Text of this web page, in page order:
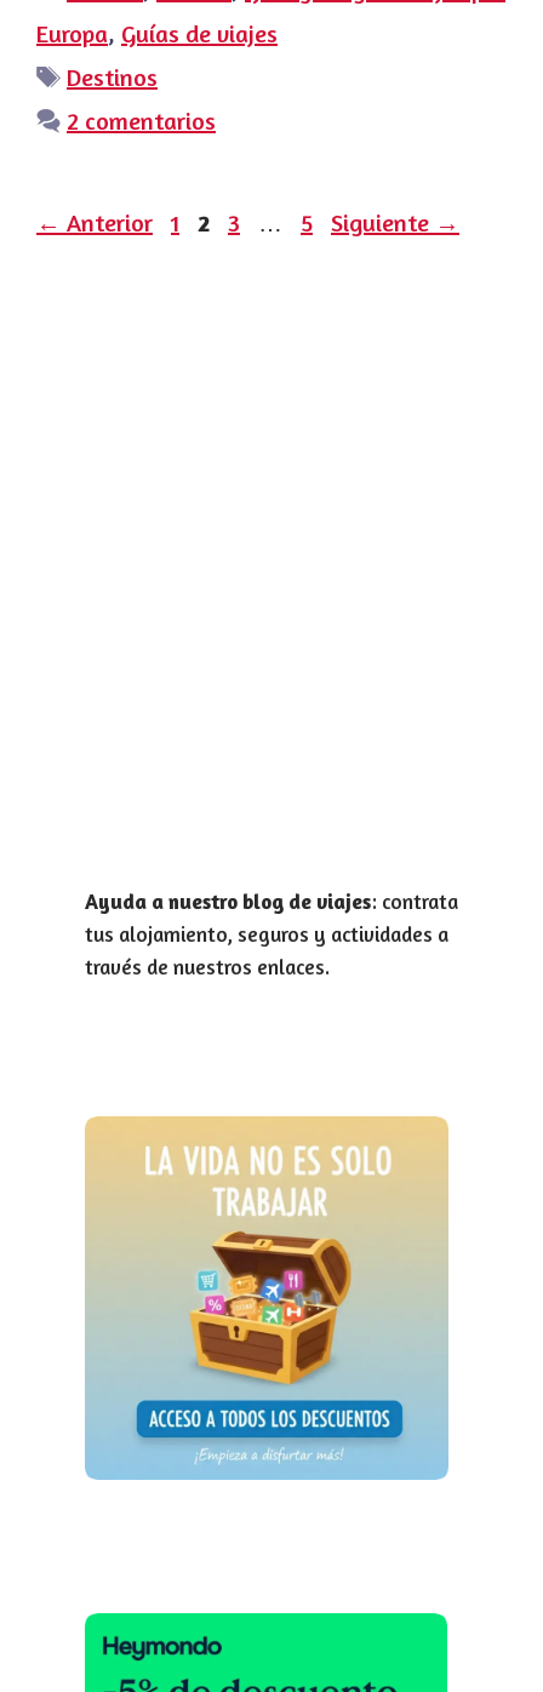
Europa, Guías de viajes
Etiquetas
Destinos
2 comentarios
← Anterior Página
1 Página
2 Página
3 … Página
5 Siguiente →
Ayuda a nuestro blog de viajes: contrata
tus alojamiento, seguros y actividades a
través de nuestros enlaces.